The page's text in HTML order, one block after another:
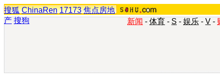
搜狐 ChinaRen 17173 焦点房地
产 搜狗 新闻 - 体育 - S - 娱乐 - V -